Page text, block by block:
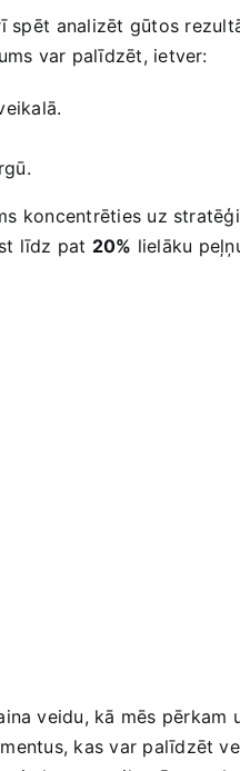
spēt ⁤analizēt gūtos⁣
var palīdzēt, ietver:
koncentrēties uz
līdz pat 20% lielāku
veidu, kā​ mēs pērkam
kas var palīdzēt